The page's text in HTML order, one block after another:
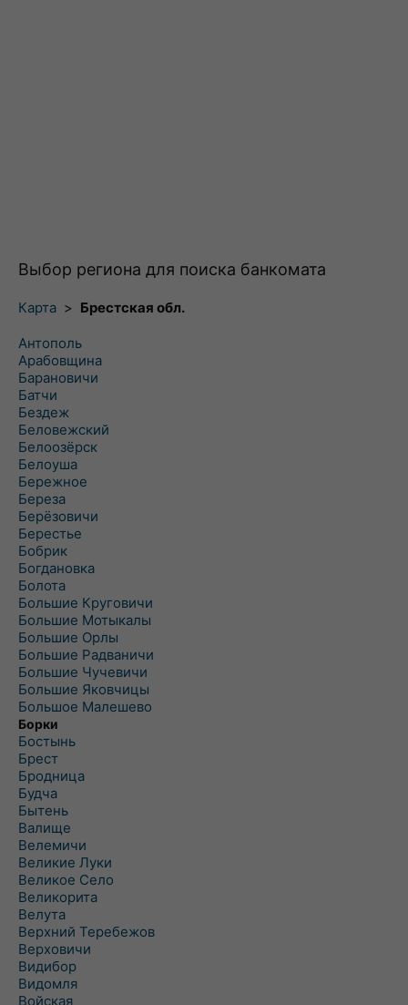
Выбор региона для поиска банкомата
Карта > Брестская обл.
Антополь
Арабовщина
Барановичи
Батчи
Бездеж
Беловежский
Белоозёрск
Белоуша
Бережное
Береза
Берёзовичи
Берестье
Бобрик
Богдановка
Болота
Большие Круговичи
Большие Мотыкалы
Большие Орлы
Большие Радваничи
Большие Чучевичи
Большие Яковчицы
Большое Малешево
Борки
Бостынь
Брест
Бродница
Будча
Бытень
Валище
Велемичи
Великие Луки
Великое Село
Великорита
Велута
Верхний Теребежов
Верховичи
Видибор
Видомля
Войская